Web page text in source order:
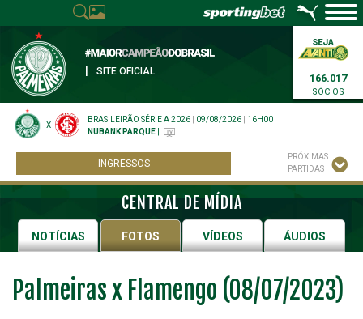
SITE OFICIAL
166.017
SÓCIOS
X
BRASILEIRÃO SÉRIE A 2026 09/08/2026
16H00
NUBANK PARQUE
INGRESSOS
PRÓXIMAS
PARTIDAS
CENTRAL DE MÍDIA
NOTÍCIAS FOTOS VÍDEOS ÁUDIOS
Palmeiras x Flamengo (08/07/2023)